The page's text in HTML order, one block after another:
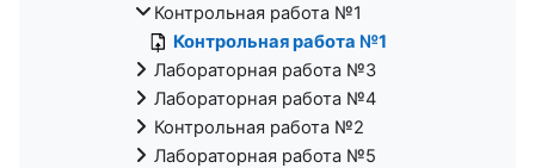
Контрольная работа №1
Контрольная работа №1
Лабораторная работа №3
Лабораторная работа №4
Контрольная работа №2
Лабораторная работа №5